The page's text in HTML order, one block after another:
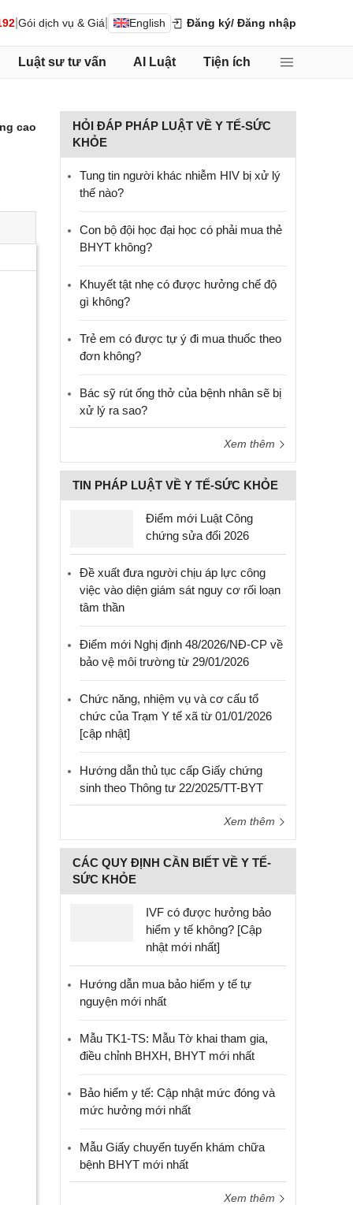
Gói dịch vụ & Giá English Đăng ký/ Đăng nhập
Luật sư tư vấn AI Luật Tiện ích
cao
HỎI ĐÁP PHÁP LUẬT VỀ Y TẾ-SỨC
KHỎE
Tung tin người khác nhiễm HIV bị xử lý
thế nào?
Con bộ đội học đại học có phải mua thẻ
BHYT không?
Khuyết tật nhẹ có được hưởng chế độ
gì không?
Trẻ em có được tự ý đi mua thuốc theo
đơn không?
Bác sỹ rút ống thở của bệnh nhân sẽ bị
xử lý ra sao?
Xem thêm
TIN PHÁP LUẬT VỀ Y TẾ-SỨC KHỎE
Điểm mới Luật Công
chứng sửa đổi 2026
Đề xuất đưa người chịu áp lực công
việc vào diện giám sát nguy cơ rối loạn
tâm thần
Điểm mới Nghị định 48/2026/NĐ-CP về
bảo vệ môi trường từ 29/01/2026
Chức năng, nhiệm vụ và cơ cấu tổ
chức của Trạm Y tế xã từ 01/01/2026
[cập nhật]
Hướng dẫn thủ tục cấp Giấy chứng
sinh theo Thông tư 22/2025/TT-BYT
Xem thêm
CÁC QUY ĐỊNH CẦN BIẾT VỀ Y TẾ-
SỨC KHỎE
IVF có được hưởng bảo
hiểm y tế không? [Cập
nhật mới nhất]
Hướng dẫn mua bảo hiểm y tế tự
nguyện mới nhất
Mẫu TK1-TS: Mẫu Tờ khai tham gia,
điều chỉnh BHXH, BHYT mới nhất
Bảo hiểm y tế: Cập nhật mức đóng và
mức hưởng mới nhất
Mẫu Giấy chuyển tuyến khám chữa
bệnh BHYT mới nhất
Xem thêm